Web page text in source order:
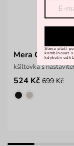
Mera Grey
kšiltovka s
524 Kč 699 Kč
Sleva platí
kombinovat
kdykoliv